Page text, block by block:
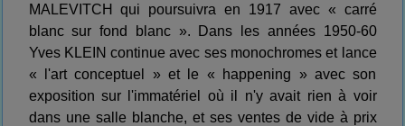
MALEVITCH qui poursuivra en 1917 avec « carré
blanc sur fond blanc ». Dans les années 1950-60
Yves KLEIN continue avec ses monochromes et lance
« l'art conceptuel » et le « happening » avec son
exposition sur l'immatériel où il n'y avait rien à voir
dans une salle blanche, et ses ventes de vide à prix